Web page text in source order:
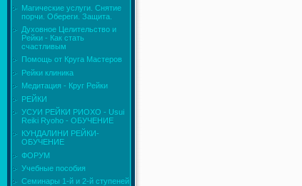
Магические услуги. Снятие
порчи. Обереги. Защита.
Духовное Целительство и
Рейки - Как стать
счастливым
Помощь от Круга Мастеров
Рейки клиника
Медитация - Круг Рейки
РЕЙКИ
УСУИ РЕЙКИ РИОХО - Usui
Reiki Ryoho - ОБУЧЕНИЕ
КУНДАЛИНИ РЕЙКИ-
ОБУЧЕНИЕ
ФОРУМ
Учебные пособия
Семинары 1-й и 2-й ступеней